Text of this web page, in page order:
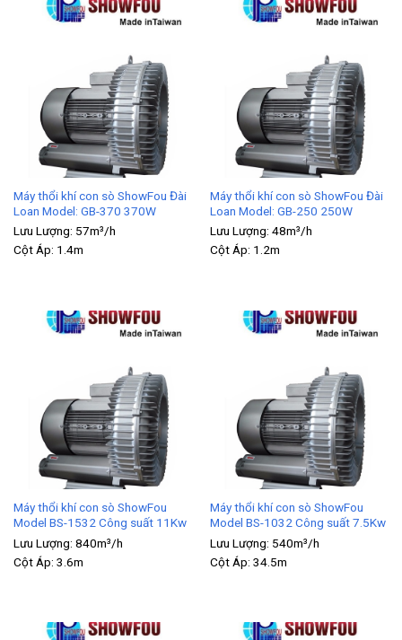
Máy thổi khí con sò ShowFou Đài
Loan Model: GB-370 370W
Lưu Lượng: 57m³/h
Cột Áp: 1.4m
Máy thổi khí con sò ShowFou Đài
Loan Model: GB-250 250W
Lưu Lượng: 48m³/h
Cột Áp: 1.2m
Máy thổi khí con sò ShowFou
Model BS-1532 Công suất 11Kw
Lưu Lượng: 840m³/h
Cột Áp: 3.6m
Máy thổi khí con sò ShowFou
Model BS-1032 Công suất 7.5Kw
Lưu Lượng: 540m³/h
Cột Áp: 34.5m